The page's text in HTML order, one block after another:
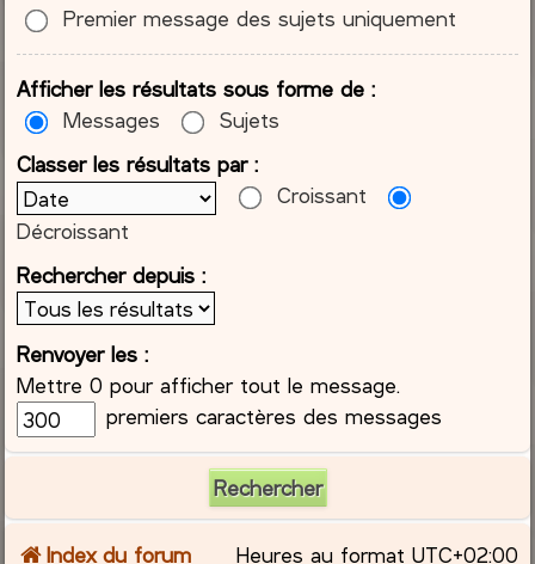
Premier message des sujets uniquement
Afficher les résultats sous forme de :
Messages
Sujets
Classer les résultats par :
Croissant
Décroissant
Rechercher depuis :
Renvoyer les :
Mettre 0 pour afficher tout le message.
premiers caractères des messages
Index du forum Heures au format UTC+02:00